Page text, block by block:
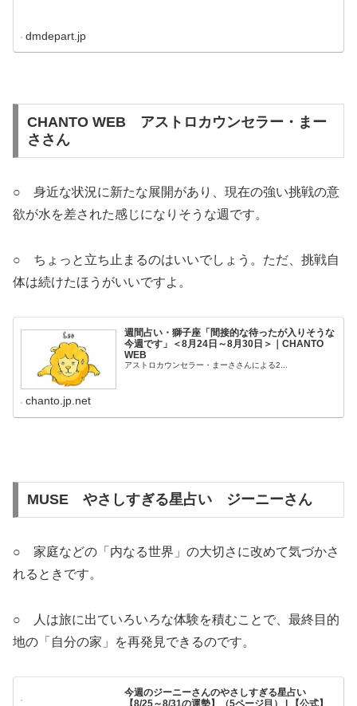
dmdepart.jp
CHANTO WEB アストロカウンセラー・まー
ささん
○ 身近な状況に新たな展開があり、現在の強い挑戦の意
欲が水を差された感じになりそうな週です。
○ ちょっと立ち止まるのはいいでしょう。ただ、挑戦自
体は続けたほうがいいですよ。
週間占い・獅子座「間接的な待ったが入りそうな
今週です」＜8月24日～8月30日＞｜CHANTO
WEB
アストロカウンセラー・まーささんによる2...
chanto.jp.net
MUSE やさしすぎる星占い ジーニーさん
○ 家庭などの「内なる世界」の大切さに改めて気づかさ
れるときです。
○ 人は旅に出ていろいろな体験を積むことで、最終目的
地の「自分の家」を再発見できるのです。
今週のジーニーさんのやさしすぎる星占い